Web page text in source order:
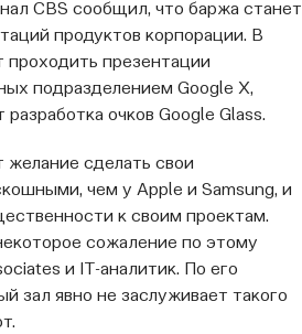
CBS сообщил, что баржа станет
продуктов корпорации. В
проходить презентации
подразделением Google X,
очков Google Glass.
сделать свои
чем у Apple и Samsung, и
к своим проектам.
сожаление по этому
и IT-аналитик. По его
зал явно не заслуживает такого